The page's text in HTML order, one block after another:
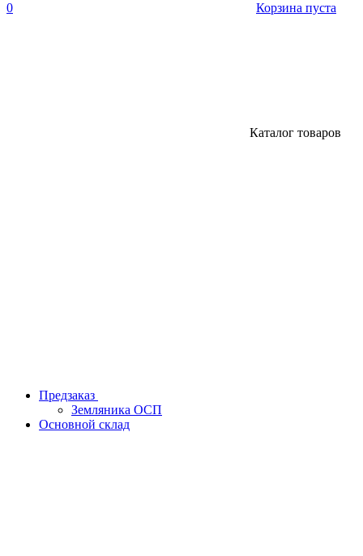
0 Корзина пуста
Каталог товаров
Предзаказ
Земляника ОСП
Основной склад